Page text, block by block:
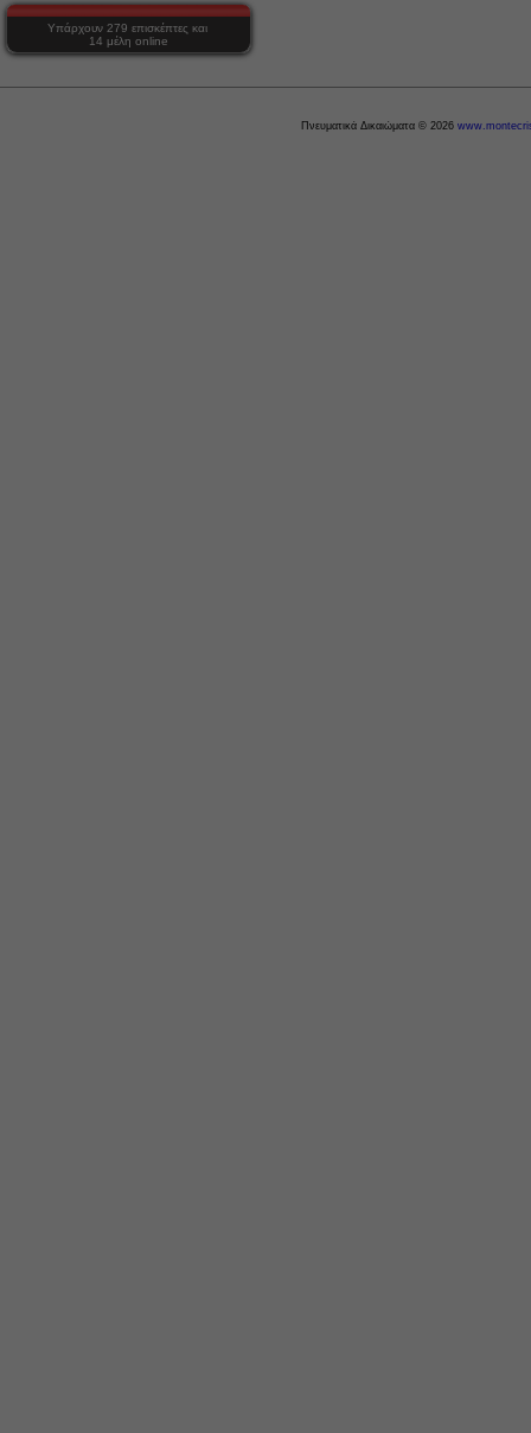
Υπάρχουν 279 επισκέπτες και
14 μέλη online
Πνευματικά Δικαιώματα © 2026